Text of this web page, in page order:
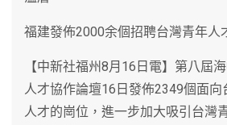
福建發佈2000余個招聘台灣青年人
【中新社福州8月16日電】第八屆
人才協作論壇16日發佈2349個面
人才的崗位，進一步加大吸引台灣